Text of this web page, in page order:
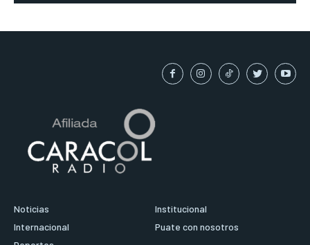
Noticias
Internacional
Institucional
Puate con nosotros